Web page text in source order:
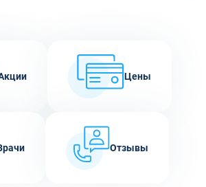
Цены
Отзывы